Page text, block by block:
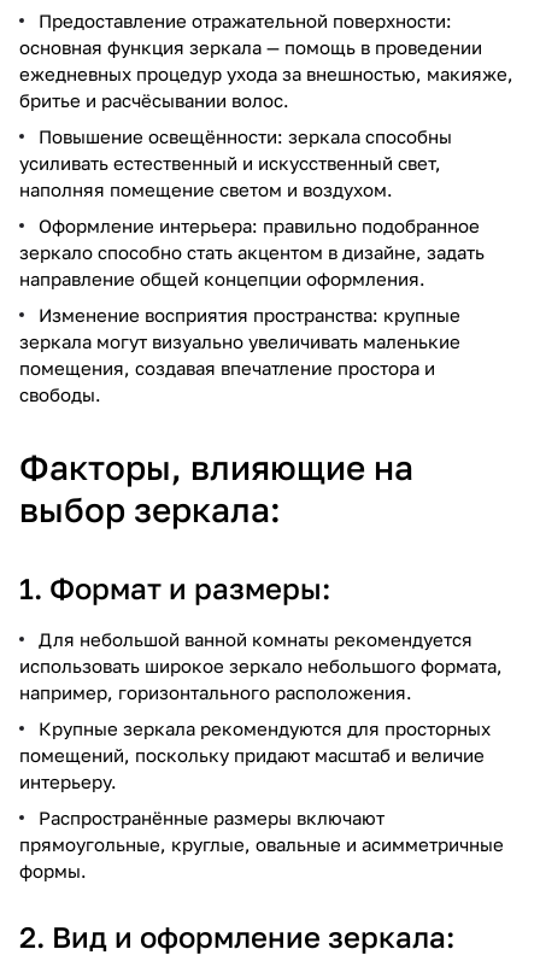
Предоставление отражательной поверхности:
основная функция зеркала — помощь в проведении
ежедневных процедур ухода за внешностью, макияже,
бритье и расчёсывании волос.
Повышение освещённости: зеркала способны
усиливать естественный и искусственный свет,
наполняя помещение светом и воздухом.
Оформление интерьера: правильно подобранное
зеркало способно стать акцентом в дизайне, задать
направление общей концепции оформления.
Изменение восприятия пространства: крупные
зеркала могут визуально увеличивать маленькие
помещения, создавая впечатление простора и
свободы.
Факторы, влияющие на
выбор зеркала:
1. Формат и размеры:
Для небольшой ванной комнаты рекомендуется
использовать широкое зеркало небольшого формата,
например, горизонтального расположения.
Крупные зеркала рекомендуются для просторных
помещений, поскольку придают масштаб и величие
интерьеру.
Распространённые размеры включают
прямоугольные, круглые, овальные и асимметричные
формы.
2. Вид и оформление зеркала: